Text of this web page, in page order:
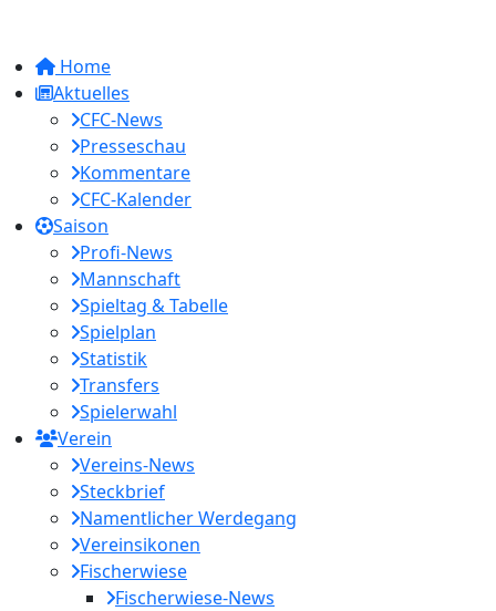
Home
Aktuelles
CFC-News
Presseschau
Kommentare
CFC-Kalender
Saison
Profi-News
Mannschaft
Spieltag & Tabelle
Spielplan
Statistik
Transfers
Spielerwahl
Verein
Vereins-News
Steckbrief
Namentlicher Werdegang
Vereinsikonen
Fischerwiese
Fischerwiese-News